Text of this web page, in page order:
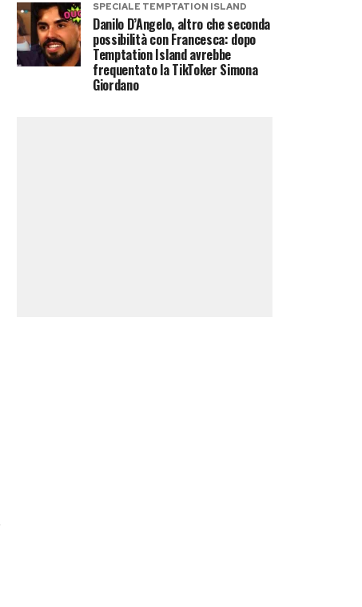
SPECIALE TEMPTATION ISLAND
Danilo D’Angelo, altro che seconda
possibilità con Francesca: dopo
Temptation Island avrebbe
frequentato la TikToker Simona
Giordano